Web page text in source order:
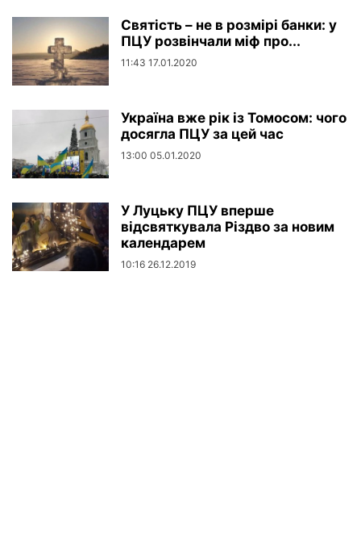
Святість – не в розмірі банки: у
ПЦУ розвінчали міф про...
11:43 17.01.2020
Україна вже рік із Томосом: чого
досягла ПЦУ за цей час
13:00 05.01.2020
У Луцьку ПЦУ вперше
відсвяткувала Різдво за новим
календарем
10:16 26.12.2019